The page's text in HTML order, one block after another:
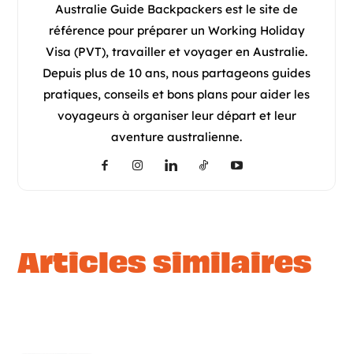
Australie Guide Backpackers est le site de
référence pour préparer un Working Holiday
Visa (PVT), travailler et voyager en Australie.
Depuis plus de 10 ans, nous partageons guides
pratiques, conseils et bons plans pour aider les
voyageurs à organiser leur départ et leur
aventure australienne.
articles similaires